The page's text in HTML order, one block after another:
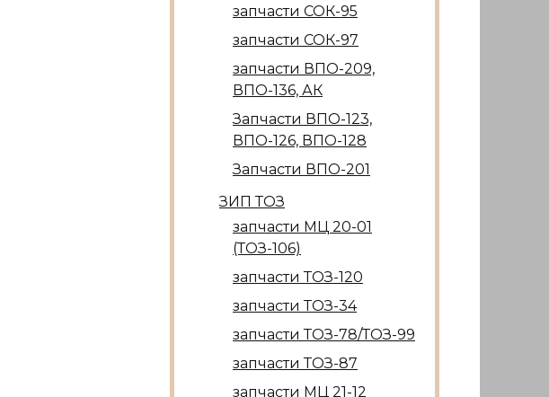
запчасти СОК-95
запчасти СОК-97
запчасти ВПО-209,
ВПО-136, АК
Запчасти ВПО-123,
ВПО-126, ВПО-128
Запчасти ВПО-201
ЗИП ТОЗ
запчасти МЦ 20-01
(ТОЗ-106)
запчасти ТОЗ-120
запчасти ТОЗ-34
запчасти ТОЗ-78/ТОЗ-99
запчасти ТОЗ-87
запчасти МЦ 21-12